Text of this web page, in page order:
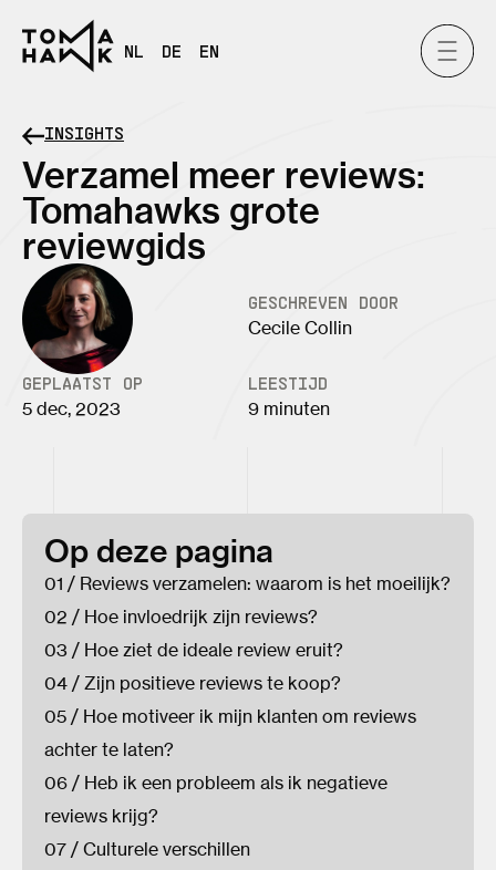
NL DE EN
INSIGHTS
Verzamel meer reviews:
Tomahawks grote
reviewgids
GESCHREVEN DOOR
Cecile Collin
GEPLAATST OP
5 dec, 2023
LEESTIJD
9 minuten
Op deze pagina
01 / Reviews verzamelen: waarom is het moeilijk?
02 / Hoe invloedrijk zijn reviews?
03 / Hoe ziet de ideale review eruit?
04 / Zijn positieve reviews te koop?
05 / Hoe motiveer ik mijn klanten om reviews
achter te laten?
06 / Heb ik een probleem als ik negatieve
reviews krijg?
07 / Culturele verschillen